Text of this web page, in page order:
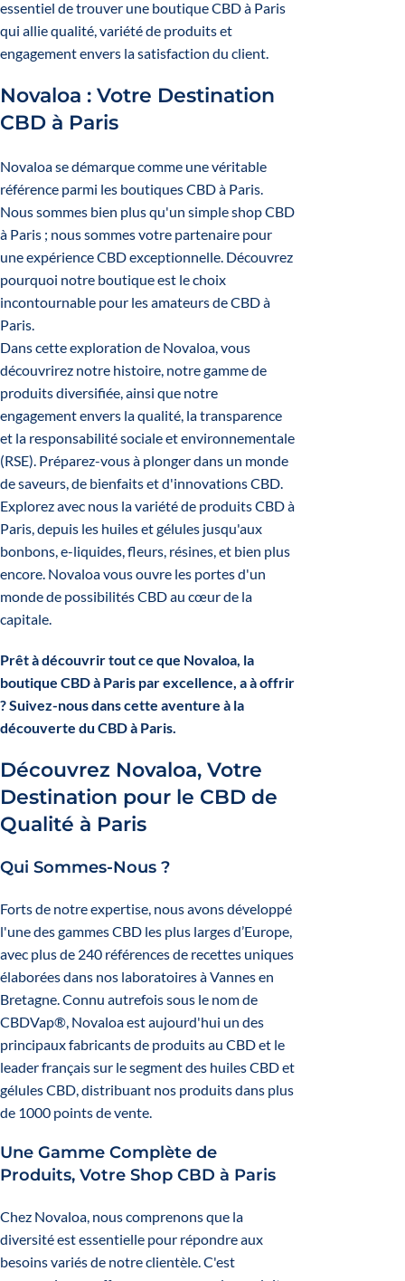
essentiel de trouver une boutique CBD à Paris
qui allie qualité, variété de produits et
engagement envers la satisfaction du client.
Novaloa : Votre Destination
CBD à Paris
Novaloa se démarque comme une véritable
référence parmi les boutiques CBD à Paris.
Nous sommes bien plus qu'un simple shop CBD
à Paris ; nous sommes votre partenaire pour
une expérience CBD exceptionnelle. Découvrez
pourquoi notre boutique est le choix
incontournable pour les amateurs de CBD à
Paris.
Dans cette exploration de Novaloa, vous
découvrirez notre histoire, notre gamme de
produits diversifiée, ainsi que notre
engagement envers la qualité, la transparence
et la responsabilité sociale et environnementale
(RSE). Préparez-vous à plonger dans un monde
de saveurs, de bienfaits et d'innovations CBD.
Explorez avec nous la variété de produits CBD à
Paris, depuis les huiles et gélules jusqu'aux
bonbons, e-liquides, fleurs, résines, et bien plus
encore. Novaloa vous ouvre les portes d'un
monde de possibilités CBD au cœur de la
capitale.
Prêt à découvrir tout ce que Novaloa, la
boutique CBD à Paris par excellence, a à offrir
? Suivez-nous dans cette aventure à la
découverte du CBD à Paris.
Découvrez Novaloa, Votre
Destination pour le CBD de
Qualité à Paris
Qui Sommes-Nous ?
Forts de notre expertise, nous avons développé
l'une des gammes CBD les plus larges d’Europe,
avec plus de 240 références de recettes uniques
élaborées dans nos laboratoires à Vannes en
Bretagne. Connu autrefois sous le nom de
CBDVap®, Novaloa est aujourd'hui un des
principaux fabricants de produits au CBD et le
leader français sur le segment des huiles CBD et
gélules CBD, distribuant nos produits dans plus
de 1000 points de vente.
Une Gamme Complète de
Produits, Votre Shop CBD à Paris
Chez Novaloa, nous comprenons que la
diversité est essentielle pour répondre aux
besoins variés de notre clientèle. C'est